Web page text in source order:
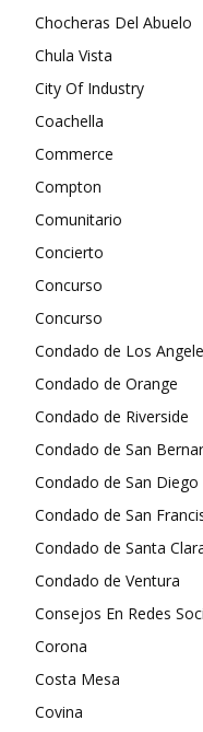
Chocheras Del Abuelo
Chula Vista
City Of Industry
Coachella
Commerce
Compton
Comunitario
Concierto
Concurso
Concurso
Condado de Los
Condado de Orange
Condado de Riverside
Condado de San
Condado de San Diego
Condado de San
Condado de Santa
Condado de Ventura
Consejos En Redes
Corona
Costa Mesa
Covina